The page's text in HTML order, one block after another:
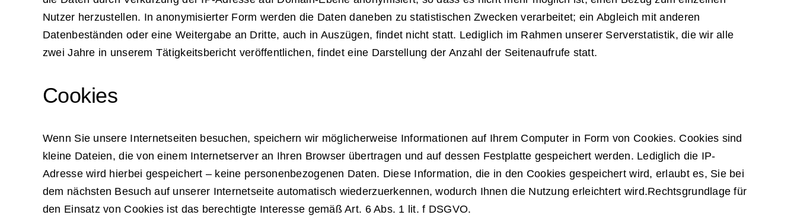
Nutzer herzustellen. In anonymisierter Form werden die Daten daneben zu statistischen Zwecken verarbeitet; ein Abgleich mit anderen
Datenbeständen oder eine Weitergabe an Dritte, auch in Auszügen, findet nicht statt. Lediglich im Rahmen unserer Serverstatistik, die wir alle
zwei Jahre in unserem Tätigkeitsbericht veröffentlichen, findet eine Darstellung der Anzahl der Seitenaufrufe statt.
Cookies
Wenn Sie unsere Internetseiten besuchen, speichern wir möglicherweise Informationen auf Ihrem Computer in Form von Cookies. Cookies sind
kleine Dateien, die von einem Internetserver an Ihren Browser übertragen und auf dessen Festplatte gespeichert werden. Lediglich die IP-
Adresse wird hierbei gespeichert – keine personenbezogenen Daten. Diese Information, die in den Cookies gespeichert wird, erlaubt es, Sie bei
dem nächsten Besuch auf unserer Internetseite automatisch wiederzuerkennen, wodurch Ihnen die Nutzung erleichtert wird.Rechtsgrundlage für
den Einsatz von Cookies ist das berechtigte Interesse gemäß Art. 6 Abs. 1 lit. f DSGVO.